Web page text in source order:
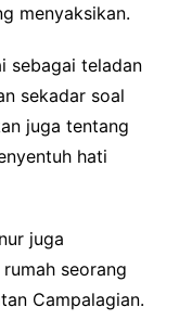
menyaksikan.
sebagai teladan
sekadar soal
juga tentang
hati
juga
seorang
Campalagian.